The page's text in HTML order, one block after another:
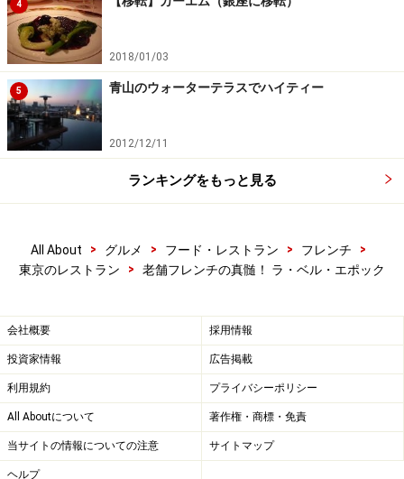
4
2018/01/03
5 青山のウォーターテラスでハイティー
2012/12/11
ランキングをもっと見る
All About > グルメ > フード・レストラン > フレンチ
>
東京のレストラン
> 老舗フレンチの真髄！ ラ・ベル・エポック
会社概要 採用情報
投資家情報 広告掲載
利用規約 プライバシーポリシー
All Aboutについて 著作権・商標・免責
当サイトの情報についての注意 サイトマップ
ヘルプ